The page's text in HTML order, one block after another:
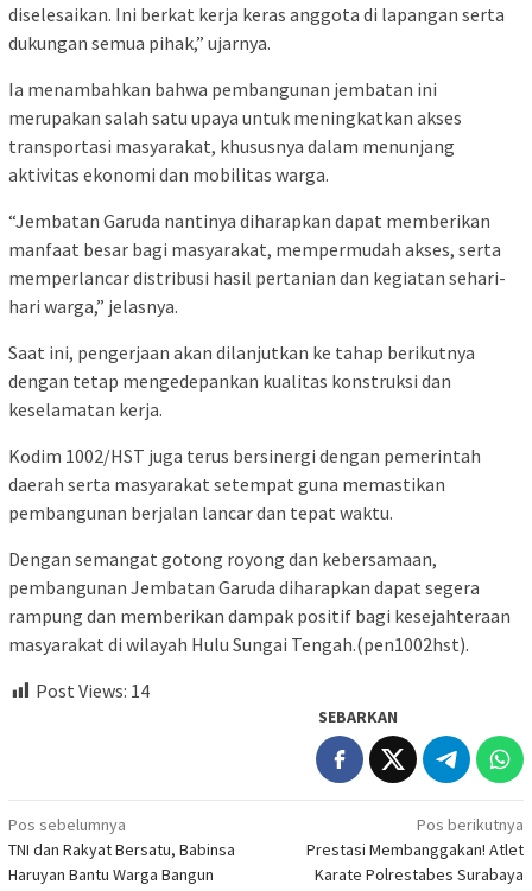
diselesaikan. Ini berkat kerja keras anggota di lapangan serta
dukungan semua pihak,” ujarnya.
Ia menambahkan bahwa pembangunan jembatan ini
merupakan salah satu upaya untuk meningkatkan akses
transportasi masyarakat, khususnya dalam menunjang
aktivitas ekonomi dan mobilitas warga.
“Jembatan Garuda nantinya diharapkan dapat memberikan
manfaat besar bagi masyarakat, mempermudah akses, serta
memperlancar distribusi hasil pertanian dan kegiatan sehari-
hari warga,” jelasnya.
Saat ini, pengerjaan akan dilanjutkan ke tahap berikutnya
dengan tetap mengedepankan kualitas konstruksi dan
keselamatan kerja.
Kodim 1002/HST juga terus bersinergi dengan pemerintah
daerah serta masyarakat setempat guna memastikan
pembangunan berjalan lancar dan tepat waktu.
Dengan semangat gotong royong dan kebersamaan,
pembangunan Jembatan Garuda diharapkan dapat segera
rampung dan memberikan dampak positif bagi kesejahteraan
masyarakat di wilayah Hulu Sungai Tengah.(pen1002hst).
Post Views: 14
SEBARKAN
Navigasi
pos
Pos sebelumnya
TNI dan Rakyat Bersatu, Babinsa
Haruyan Bantu Warga Bangun
Pos berikutnya
Prestasi Membanggakan! Atlet
Karate Polrestabes Surabaya